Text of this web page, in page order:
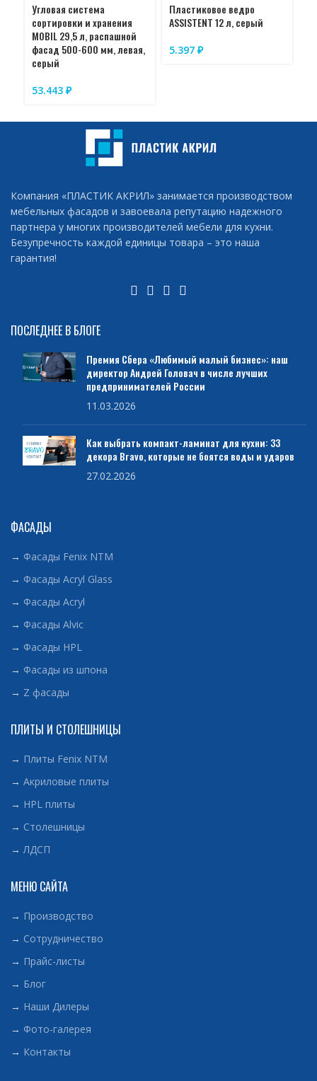
Угловая система
сортировки и хранения
MOBIL 29,5 л, распашной
фасад 500-600 мм, левая,
серый
53.443 ₽
Пластиковое ведро
ASSISTENT 12 л, серый
5.397 ₽
Компания «ПЛАСТИК АКРИЛ» занимается производством
мебельных фасадов и завоевала репутацию надежного
партнера у многих производителей мебели для кухни.
Безупречность каждой единицы товара – это наша
гарантия!
ПОСЛЕДНЕЕ В БЛОГЕ
Премия Сбера «Любимый малый бизнес»: наш
директор Андрей Головач в числе лучших
предпринимателей России
11.03.2026
Как выбрать компакт-ламинат для кухни: 33
декора Bravo, которые не боятся воды и ударов
27.02.2026
ФАСАДЫ
→ Фасады Fenix NTM
→ Фасады Acryl Glass
→ Фасады Acryl
→ Фасады Alvic
→ Фасады HPL
→ Фасады из шпона
→ Z фасады
ПЛИТЫ И СТОЛЕШНИЦЫ
→ Плиты Fenix NTM
→ Акриловые плиты
→ HPL плиты
→ Столешницы
→ ЛДСП
МЕНЮ САЙТА
→ Производство
→ Сотрудничество
→ Прайс-листы
→ Блог
→ Наши Дилеры
→ Фото-галерея
→ Контакты